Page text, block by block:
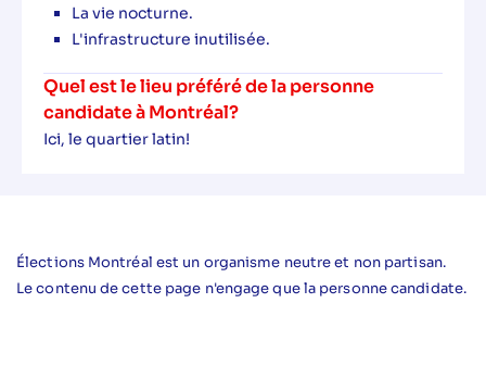
La vie nocturne.
L'infrastructure inutilisée.
Quel est le lieu préféré de la personne
candidate à Montréal?
Ici, le quartier latin!
Élections Montréal est un organisme neutre et non partisan.
Le contenu de cette page n'engage que la personne candidate.